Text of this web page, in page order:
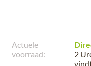
Actuele
voorraad:
2